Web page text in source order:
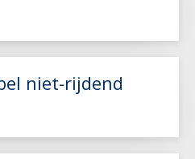
niet-rijdend